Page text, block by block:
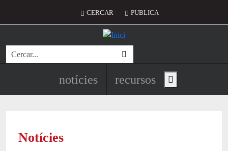
Menú del compte d'usuari
CERCAR PUBLICA
Cerca
Navegació principal de
notícies recursos Show main menu
Notícies